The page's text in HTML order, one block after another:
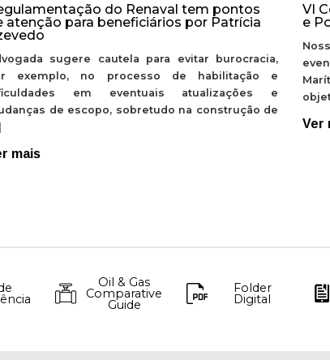
do Renaval tem pontos
atenção para beneficiários por Patrícia
sugere cautela para evitar burocracia,
exemplo, no processo de habilitação e
em eventuais atualizações e
de escopo, sobretudo na construção de
mais
VI
e
Ver
Oil & Gas
Comparative
Guide
Folder
Digital